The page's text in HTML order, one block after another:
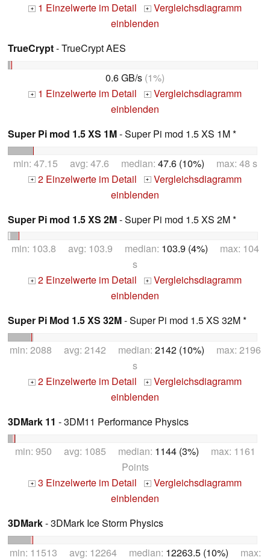
+ 1 Einzelwerte im Detail + Vergleichsdiagramm
einblenden
TrueCrypt- TrueCrypt AES
0.6 GB/s (1%)
+ 1 Einzelwerte im Detail + Vergleichsdiagramm
einblenden
Super Pi mod 1.5 XS 1M- Super Pi mod 1.5 XS 1M *
min: 47.15 avg: 47.6 median: 47.6 (10%) max: 48 s
+ 2 Einzelwerte im Detail + Vergleichsdiagramm
einblenden
Super Pi mod 1.5 XS 2M- Super Pi mod 1.5 XS 2M *
min: 103.8 avg: 103.9 median: 103.9 (4%) max: 104
s
+ 2 Einzelwerte im Detail + Vergleichsdiagramm
einblenden
Super Pi Mod 1.5 XS 32M- Super Pi mod 1.5 XS 32M *
min: 2088 avg: 2142 median: 2142 (10%) max: 2196
s
+ 2 Einzelwerte im Detail + Vergleichsdiagramm
einblenden
3DMark 11 - 3DM11 Performance Physics
min: 950 avg: 1085 median: 1144 (3%) max: 1161
Points
+ 3 Einzelwerte im Detail + Vergleichsdiagramm
einblenden
3DMark- 3DMark Ice Storm Physics
min: 11513 avg: 12264 median: 12263.5 (10%) max: